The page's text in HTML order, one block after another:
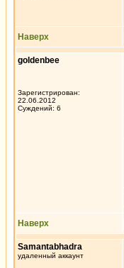
Наверх
goldenbee
Зарегистрирован:
22.06.2012
Суждений: 6
Наверх
Samantabhadra
удаленный аккаунт